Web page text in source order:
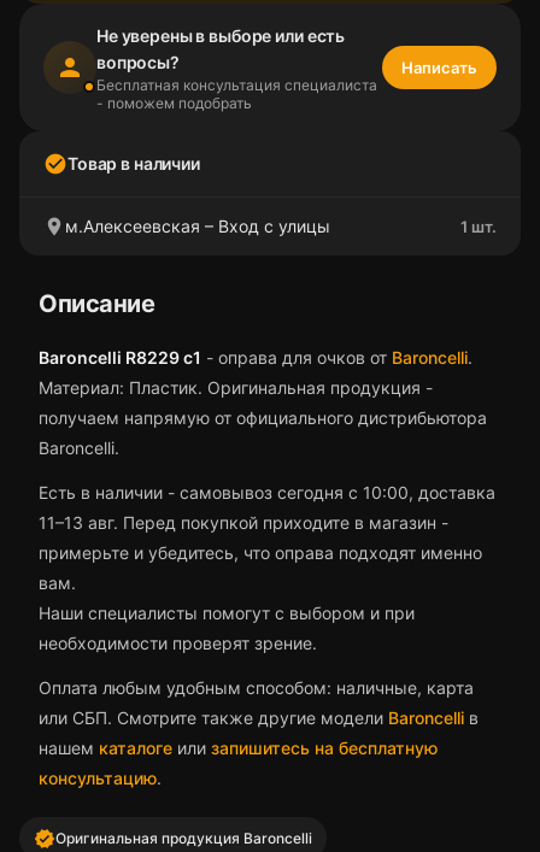
person
Не уверены в выборе или есть
вопросы?
Бесплатная консультация специалиста
- поможем подобрать
Написать
check_circleТовар в наличии
location_on м.Алексеевская – Вход с улицы 1 шт.
Описание
Baroncelli R8229 c1 - оправа для очков от Baroncelli.
Материал: Пластик. Оригинальная продукция -
получаем напрямую от официального дистрибьютора
Baroncelli.
Есть в наличии - самовывоз сегодня с 10:00, доставка
11–13 авг. Перед покупкой приходите в магазин -
примерьте и убедитесь, что оправа подходят именно
вам.
Наши специалисты помогут с выбором и при
необходимости проверят зрение.
Оплата любым удобным способом: наличные, карта
или СБП. Смотрите также другие модели Baroncelli в
нашем каталоге или запишитесь на бесплатную
консультацию.
verifiedОригинальная продукция Baroncelli